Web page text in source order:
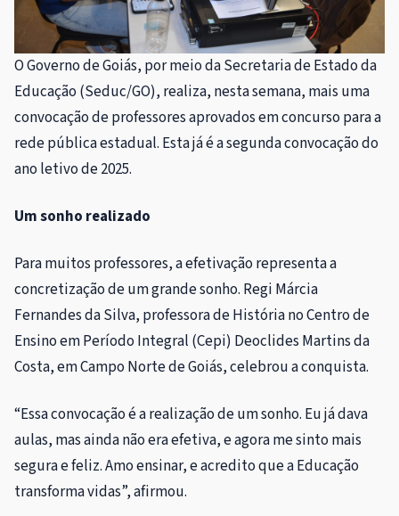
O Governo de Goiás, por meio da Secretaria de Estado da
Educação (Seduc/GO), realiza, nesta semana, mais uma
convocação de professores aprovados em concurso para a
rede pública estadual. Esta já é a segunda convocação do
ano letivo de 2025.
Um sonho realizado
Para muitos professores, a efetivação representa a
concretização de um grande sonho. Regi Márcia
Fernandes da Silva, professora de História no Centro de
Ensino em Período Integral (Cepi) Deoclides Martins da
Costa, em Campo Norte de Goiás, celebrou a conquista.
“Essa convocação é a realização de um sonho. Eu já dava
aulas, mas ainda não era efetiva, e agora me sinto mais
segura e feliz. Amo ensinar, e acredito que a Educação
transforma vidas”, afirmou.